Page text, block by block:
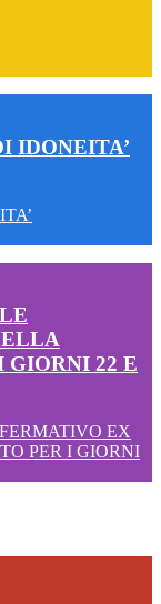
IDONEITA’
GIORNI 22 E
EX
PER I GIORNI